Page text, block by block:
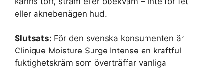
eller aknebenägen hud.
Slutsats: För den svenska konsumenten är
Clinique Moisture Surge Intense en kraftfull
fuktighetskräm som överträffar vanliga